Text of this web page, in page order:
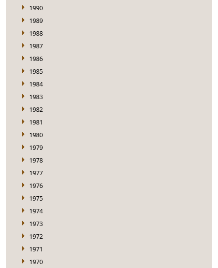
1990
1989
1988
1987
1986
1985
1984
1983
1982
1981
1980
1979
1978
1977
1976
1975
1974
1973
1972
1971
1970